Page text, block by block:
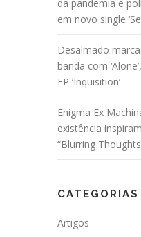
da pandemia e
em novo single
Desalmado
banda com
EP ‘Inquisition’
Enigma Ex
existência
“Blurring
CATEGORIAS
Artigos